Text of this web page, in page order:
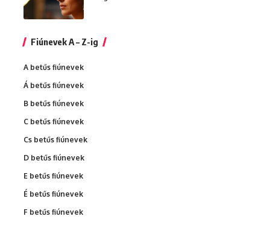
Fiúnevek A – Z-ig
A betűs fiúnevek
Á betűs fiúnevek
B betűs fiúnevek
C betűs fiúnevek
Cs betűs fiúnevek
D betűs fiúnevek
E betűs fiúnevek
É betűs fiúnevek
F betűs fiúnevek